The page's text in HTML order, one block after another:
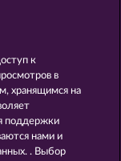
к
в
хранящимся на
поддержки
нами и
. Выбор